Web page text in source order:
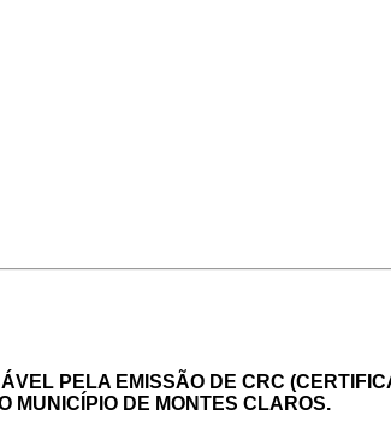
PELA EMISSÃO DE CRC
MUNICÍPIO DE MONTES CLAROS.